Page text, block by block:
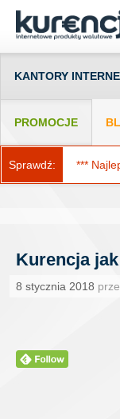
KANTORY
PROMOCJE
Sprawdź: ***
Kurencja
8 stycznia 2018